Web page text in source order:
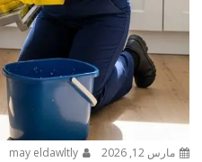
مارس 12, 2026 may eldawltly